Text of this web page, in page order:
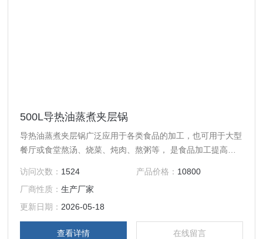
500L导热油蒸煮夹层锅
导热油蒸煮夹层锅广泛应用于各类食品的加工，也可用于大型
餐厅或食堂熬汤、烧菜、炖肉、熬粥等， 是食品加工提高质
热、蒸汽加热、燃气加热等方式。可倾式、立式夹层锅。导热
油夹层锅。 带 搅拌、刮底搅拌夹层锅。食堂熬粥、炒菜锅。
夹层锅可用于食品加工，卤肉、入味、熬制、 化糖、蒸煮、
果酱、糕点等。夹层锅是不锈钢制作，专业生产，您用的放
访问次数： 1524 产品价格： 10800
厂商性质：生产厂家
更新日期： 2026-05-18
查看详情 在线留言